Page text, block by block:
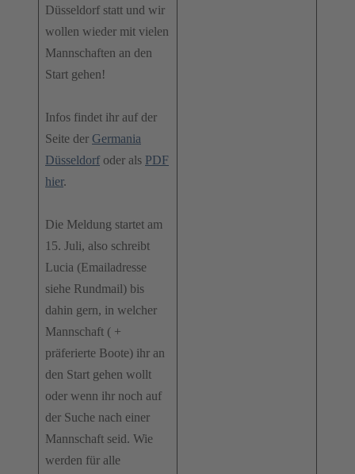
Düsseldorf statt und wir
wollen wieder mit vielen
Mannschaften an den
Start gehen!
Infos findet ihr auf der
Seite der Germania
Düsseldorf oder als PDF
hier.
Die Meldung startet am
15. Juli, also schreibt
Lucia (Emailadresse
siehe Rundmail) bis
dahin gern, in welcher
Mannschaft ( +
präferierte Boote) ihr an
den Start gehen wollt
oder wenn ihr noch auf
der Suche nach einer
Mannschaft seid. Wie
werden für alle